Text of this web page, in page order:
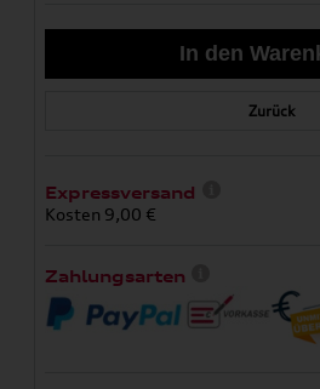
Zurück
Expressversand
Kosten 9,00 €
Zahlungsarten